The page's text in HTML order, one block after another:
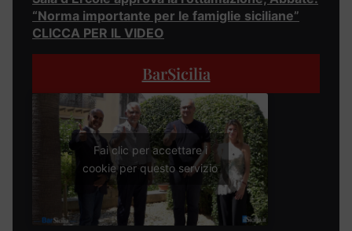
“Norma importante per le famiglie siciliane”
CLICCA PER IL VIDEO
BarSicilia
Fai clic per accettare i
cookie per questo servizio